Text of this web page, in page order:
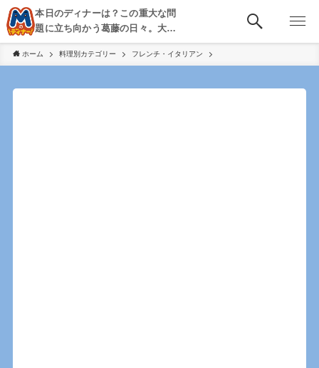
本日のディナーは？この重大な問
題に立ち向かう葛藤の日々。大
阪・京都・神戸を中心とした食べ
歩き、飲み歩きを綴る。
ホーム 料理別カテゴリー フレンチ・イタリアン